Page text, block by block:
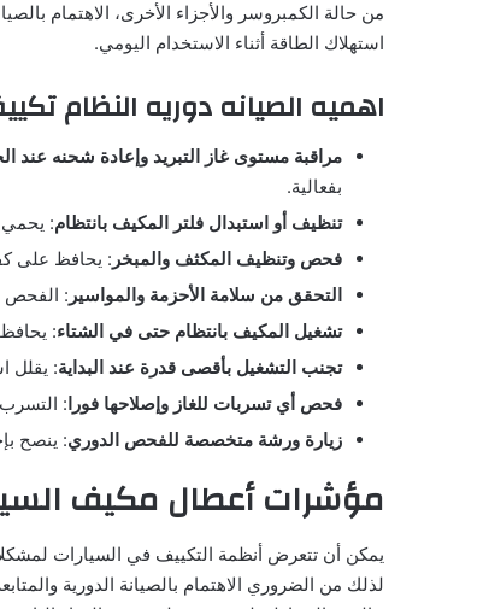
من حالة الكمبروسر والأجزاء الأخرى، الاهتمام
استهلاك الطاقة أثناء الاستخدام اليومي.
اهميه الصيانه دوريه النظام
مراقبة مستوى غاز التبريد وإعادة شحنه عند
بفعالية.
تنظيف أو استبدال فلتر المكيف بانتظام: يحمي
فحص وتنظيف المكثف والمبخر : يحافظ على
التحقق من سلامة الأحزمة والمواسير : الفحص
تشغيل المكيف بانتظام حتى في الشتاء:
تجنب التشغيل بأقصى قدرة عند البداية: يقلل
فحص أي تسربات للغاز وإصلاحها فورا: التسرب
زيارة ورشة متخصصة للفحص الدوري: ينصح
مؤشرات أعطال مكيف
يمكن أن تتعرض أنظمة التكييف في السيارات لمشكلات
لذلك من الضروري الاهتمام بالصيانة الدورية